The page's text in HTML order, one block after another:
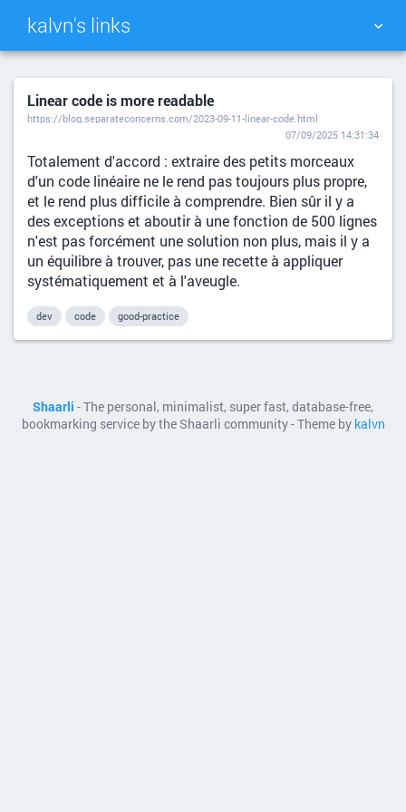
kalvn's links
TAG CLOUD PICTURE WALL
SEARCH
Linear code is more readable
https://blog.separateconcerns.com/2023-09-11-linear-code.html
07/09/2025 14:31:34
Totalement d'accord : extraire des petits morceaux
d'un code linéaire ne le rend pas toujours plus propre,
et le rend plus difficile à comprendre. Bien sûr il y a
des exceptions et aboutir à une fonction de 500 lignes
n'est pas forcément une solution non plus, mais il y a
un équilibre à trouver, pas une recette à appliquer
systématiquement et à l'aveugle.
dev code good-practice
Shaarli - The personal, minimalist, super fast, database-free,
bookmarking service by the Shaarli community - Theme by kalvn